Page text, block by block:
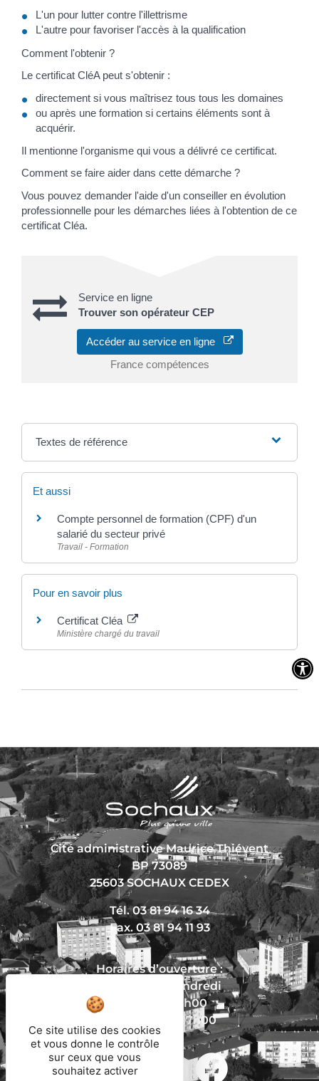
L'un pour lutter contre l'illettrisme
L'autre pour favoriser l'accès à la qualification
Comment l'obtenir ?
Le certificat CléA peut s'obtenir :
directement si vous maîtrisez tous tous les domaines
ou après une formation si certains éléments sont à
acquérir.
Il mentionne l'organisme qui vous a délivré ce certificat.
Comment se faire aider dans cette démarche ?
Vous pouvez demander l'aide d'un conseiller en évolution
professionnelle pour les démarches liées à l'obtention de ce
certificat Cléa.
Service en ligne
Trouver son opérateur CEP
Accéder au service en ligne
France compétences
Textes de référence
Et aussi
Compte personnel de formation (CPF) d'un
salarié du secteur privé
Travail - Formation
Pour en savoir plus
Certificat Cléa
Ministère chargé du travail
Cité administrative Maurice Thiévent
BP 73089
25603 SOCHAUX CEDEX
Tél. 03 81 94 16 34
Fax. 03 81 94 11 93
Horaires d’ouverture :
Du lundi au vendredi
De 8h30 à 12h00
Et de 13h30 à 17h00
Nous écrire
Ce site utilise des cookies
et vous donne le contrôle
sur ceux que vous
souhaitez activer